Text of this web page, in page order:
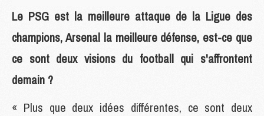
Le PSG est la meilleure attaque de la Ligue des
champions, Arsenal la meilleure défense, est-ce que
ce sont deux visions du football qui s'affrontent
demain ?
« Plus que deux idées différentes, ce sont deux